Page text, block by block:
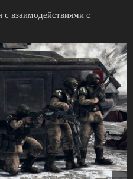
с взаимодействиями с